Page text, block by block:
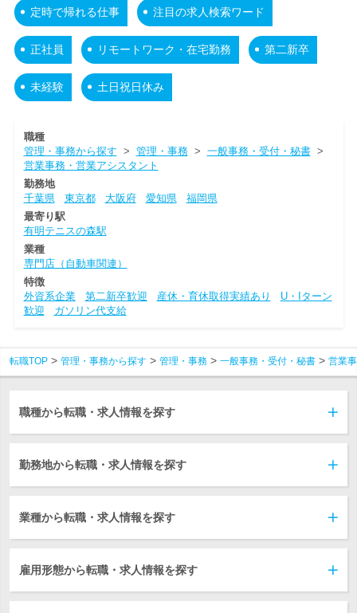
定時で帰れる仕事 注目の求人検索ワード
正社員 リモートワーク・在宅勤務 第二新卒
未経験 土日祝日休み
職種
管理・事務から探す > 管理・事務> 一般事務・受付・秘書>
営業事務・営業アシスタント
勤務地
千葉県
東京都 大阪府 愛知県
福岡県
最寄り駅
有明テニスの森駅
業種
専門店（自動車関連）
特徴
外資系企業
第二新卒歓迎 産休・育休取得実績あり
U・Iターン
歓迎
ガソリン代支給
転職TOP 管理・事務から探す 管理・事務 一般事務・受付・秘書 営業
職種から転職・求人情報を探す
勤務地から転職・求人情報を探す
業種から転職・求人情報を探す
雇用形態から転職・求人情報を探す